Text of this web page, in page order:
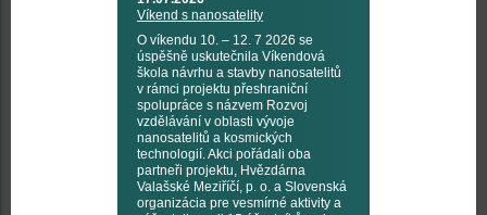
Víkend s nanosatelity
O víkendu 10. – 12. 7 2026 se
úspěšně uskutečnila Víkendová
škola návrhu a stavby nanosatelitů
v rámci projektu přeshraniční
spolupráce s názvem Rozvoj
vzdělávání v oblasti vývoje
nanosatelitů a kosmických
technologií. Akci pořádali oba
partneři projektu, Hvězdárna
Valašské Meziříčí, p. o. a Slovenská
organizácia pre vesmírné aktivity a